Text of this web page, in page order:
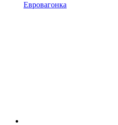
Евровагонка